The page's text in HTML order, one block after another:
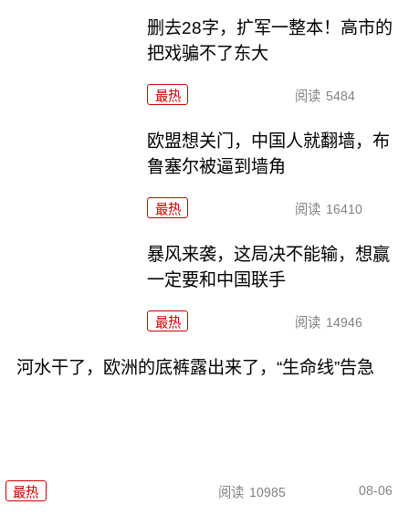
删去28字，扩军一整本！高市的
把戏骗不了东大
最热 阅读 5484
欧盟想关门，中国人就翻墙，布
鲁塞尔被逼到墙角
最热 阅读 16410
暴风来袭，这局决不能输，想赢
一定要和中国联手
最热 阅读 14946
河水干了，欧洲的底裤露出来了，“生命线”告急
最热 阅读 10985 08-06